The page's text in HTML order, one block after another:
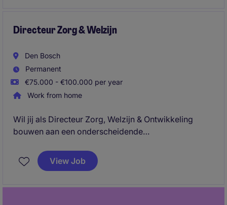
Directeur Zorg & Welzijn
Den Bosch
Permanent
€75.000 - €100.000 per year
Work from home
Wil jij als Directeur Zorg, Welzijn & Ontwikkeling
bouwen aan een onderscheidende
menselijkheid centraal staan? In deze directierol
ontwikkel je het inhoudelijke fundament voor
View Job